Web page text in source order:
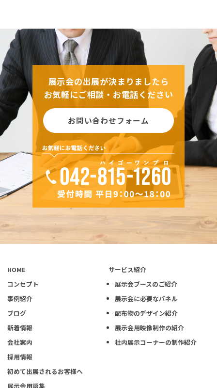
展示会の出展が決まりましたら
お気軽にご相談・お電話ください
お問い合わせフォーム
HOME
コンセプト
事例紹介
ブログ
新着情報
会社案内
採用情報
サービス紹介
展示会ブースのご紹介
展示会に必要なパネル
配布物のデザイン紹介
展示会用映像制作の紹介
社内展示コーナーの制作紹介
初めて出展されるお客様へ
展示会用語集